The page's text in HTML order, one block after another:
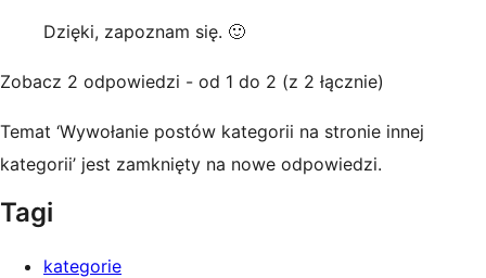
Dzięki, zapoznam się. 🙂
Zobacz 2 odpowiedzi - od 1 do 2 (z 2 łącznie)
Temat ‘Wywołanie postów kategorii na stronie innej
kategorii’ jest zamknięty na nowe odpowiedzi.
Tagi
kategorie